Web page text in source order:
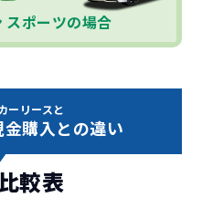
ポーツの場合
ーリースと
購入との違い
較表